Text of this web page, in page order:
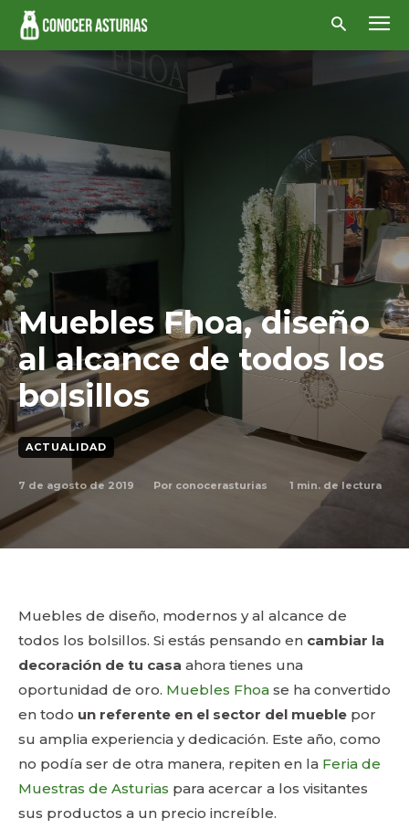
Muebles Fhoa, diseño
al alcance de todos los
bolsillos
ACTUALIDAD
7 de agosto de 2019 Por conocerasturias 1 min. de lectura
Muebles de diseño, modernos y al alcance de
todos los bolsillos. Si estás pensando en cambiar la
decoración de tu casa ahora tienes una
oportunidad de oro. Muebles Fhoa se ha convertido
en todo un referente en el sector del mueble por
su amplia experiencia y dedicación. Este año, como
no podía ser de otra manera, repiten en la Feria de
Muestras de Asturias para acercar a los visitantes
sus productos a un precio increíble.